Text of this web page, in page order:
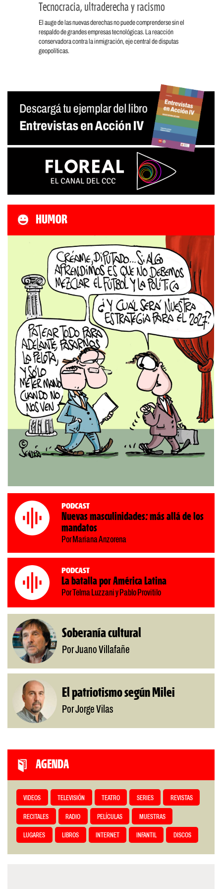
Tecnocracia, ultraderecha y racismo
El auge de las nuevas derechas no puede comprenderse sin el
respaldo de grandes empresas tecnológicas. La reacción
conservadora contra la inmigración, eje central de disputas
geopolíticas.
HUMOR
Podcast
Nuevas masculinidades: más allá de los
mandatos
Por Mariana Anzorena
Podcast
La batalla por América Latina
Por Telma Luzzani y Pablo Provitilo
Soberanía cultural
Por Juano Villafañe
El patriotismo según Milei
Por Jorge Vilas
AGENDA
VIDEOS TELEVISIÓN TEATRO SERIES REVISTAS
RECITALES RADIO PELÍCULAS MUESTRAS
LUGARES LIBROS INTERNET INFANTIL DISCOS